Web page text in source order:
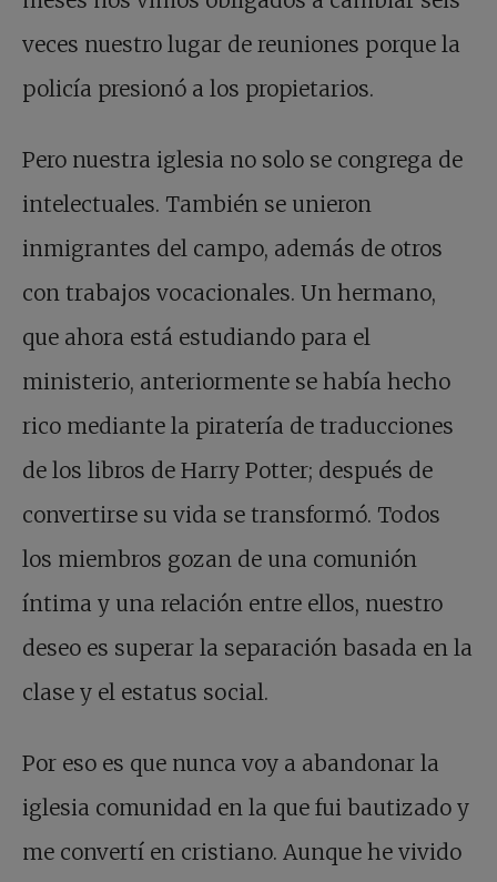
veces nuestro lugar de reuniones porque la
policía presionó a los propietarios.
Pero nuestra iglesia no solo se congrega de
intelectuales. También se unieron
inmigrantes del campo, además de otros
con trabajos vocacionales. Un hermano,
que ahora está estudiando para el
ministerio, anteriormente se había hecho
rico mediante la piratería de traducciones
de los libros de Harry Potter; después de
convertirse su vida se transformó. Todos
los miembros gozan de una comunión
íntima y una relación entre ellos, nuestro
deseo es superar la separación basada en la
clase y el estatus social.
Por eso es que nunca voy a abandonar la
iglesia comunidad en la que fui bautizado y
me convertí en cristiano. Aunque he vivido